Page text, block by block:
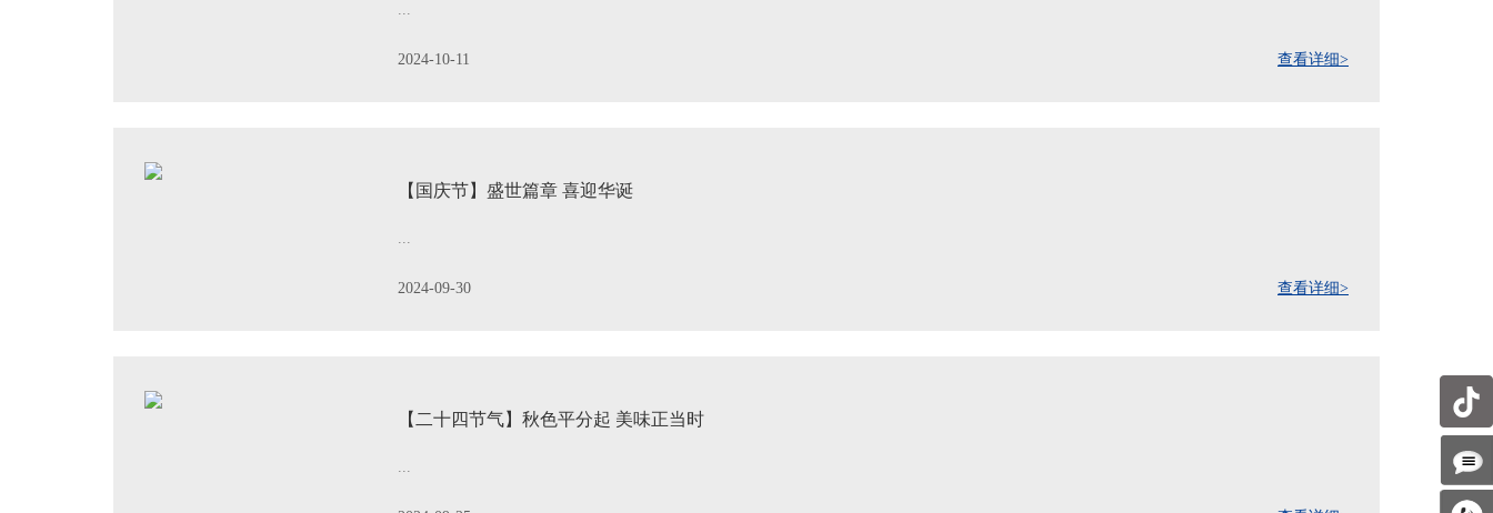
...
2024-10-11 查看详细>
【国庆节】盛世篇章 喜迎华诞
...
2024-09-30 查看详细>
【二十四节气】秋色平分起 美味正当时
...